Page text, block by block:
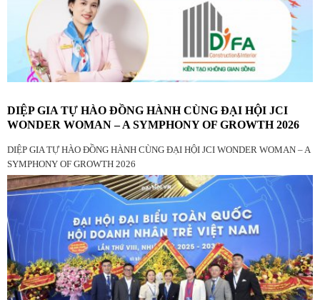
DIỆP GIA TỰ HÀO ĐỒNG HÀNH CÙNG ĐẠI HỘI JCI
WONDER WOMAN – A SYMPHONY OF GROWTH 2026
DIỆP GIA TỰ HÀO ĐỒNG HÀNH CÙNG ĐẠI HỘI JCI WONDER WOMAN – A
SYMPHONY OF GROWTH 2026